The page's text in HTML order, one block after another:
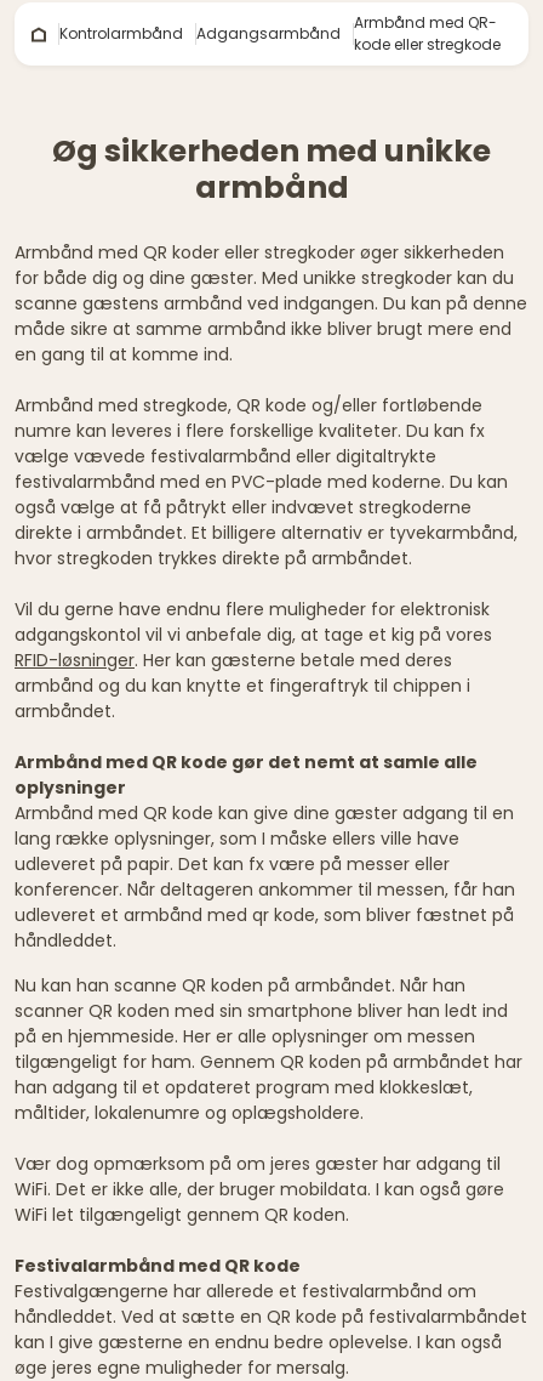
Kontrolarmbånd Adgangsarmbånd
Armbånd med QR-
kode eller stregkode
Øg sikkerheden med unikke
armbånd
Armbånd med QR koder eller stregkoder øger sikkerheden
for både dig og dine gæster. Med unikke stregkoder kan du
scanne gæstens armbånd ved indgangen. Du kan på denne
måde sikre at samme armbånd ikke bliver brugt mere end
en gang til at komme ind.
Armbånd med stregkode, QR kode og/eller fortløbende
numre kan leveres i flere forskellige kvaliteter. Du kan fx
vælge vævede festivalarmbånd eller digitaltrykte
festivalarmbånd med en PVC-plade med koderne. Du kan
også vælge at få påtrykt eller indvævet stregkoderne
direkte i armbåndet. Et billigere alternativ er tyvekarmbånd,
hvor stregkoden trykkes direkte på armbåndet.
Vil du gerne have endnu flere muligheder for elektronisk
adgangskontol vil vi anbefale dig, at tage et kig på vores
RFID-løsninger. Her kan gæsterne betale med deres
armbånd og du kan knytte et fingeraftryk til chippen i
armbåndet.
Armbånd med QR kode gør det nemt at samle alle
oplysninger
Armbånd med QR kode kan give dine gæster adgang til en
lang række oplysninger, som I måske ellers ville have
udleveret på papir. Det kan fx være på messer eller
konferencer. Når deltageren ankommer til messen, får han
udleveret et armbånd med qr kode, som bliver fæstnet på
håndleddet.
Nu kan han scanne QR koden på armbåndet. Når han
scanner QR koden med sin smartphone bliver han ledt ind
på en hjemmeside. Her er alle oplysninger om messen
tilgængeligt for ham. Gennem QR koden på armbåndet har
han adgang til et opdateret program med klokkeslæt,
måltider, lokalenumre og oplægsholdere.
Vær dog opmærksom på om jeres gæster har adgang til
WiFi. Det er ikke alle, der bruger mobildata. I kan også gøre
WiFi let tilgængeligt gennem QR koden.
Festivalarmbånd med QR kode
Festivalgængerne har allerede et festivalarmbånd om
håndleddet. Ved at sætte en QR kode på festivalarmbåndet
kan I give gæsterne en endnu bedre oplevelse. I kan også
øge jeres egne muligheder for mersalg.